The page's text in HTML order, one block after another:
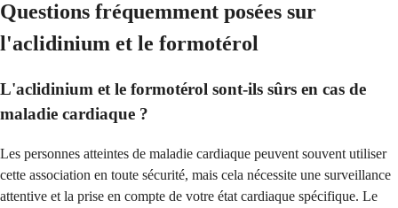
Questions fréquemment posées sur
l'aclidinium et le formotérol
L'aclidinium et le formotérol sont-ils sûrs en cas de
maladie cardiaque ?
Les personnes atteintes de maladie cardiaque peuvent souvent utiliser
cette association en toute sécurité, mais cela nécessite une surveillance
attentive et la prise en compte de votre état cardiaque spécifique. Le